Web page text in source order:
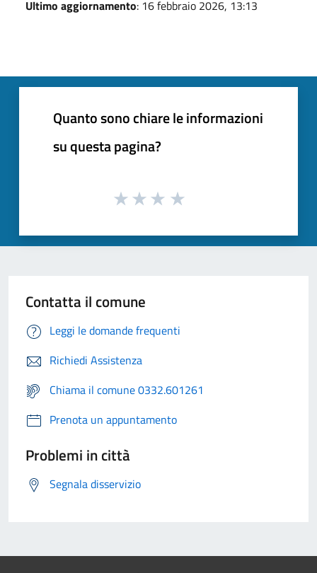
Ultimo aggiornamento: 16 febbraio 2026, 13:13
Quanto sono chiare le informazioni
su questa pagina?
Contatta il comune
Leggi le domande frequenti
Richiedi Assistenza
Chiama il comune 0332.601261
Prenota un appuntamento
Problemi in città
Segnala disservizio